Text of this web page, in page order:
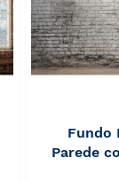
Fundo
Parede